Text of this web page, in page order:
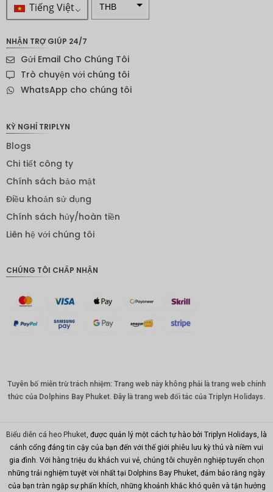
Tiếng Việt THB
Đô la
New
Zealand
IDR
CHF
CAD
Nhân
dân tệ
MYR
PHP
Hồng
NHẬN TRỢ GIÚP 24/7
Gửi Email Cho Chúng Tôi
Trò chuyện với chúng tôi
WhatsApp cho chúng tôi
KỲ NGHỈ TRIPLYN
Blogs
Chi tiết công ty
Chính sách bảo mật
Điều khoản sử dụng
Chính sách hủy/hoàn tiền
Liên hệ với chúng tôi
CHÚNG TÔI CHẤP NHẬN
Tuyên bố miễn trừ trách nhiệm: Trang web này không phải là trang web chính
thức của Dolphins Bay Phuket. Đây là trang web đối tác của Triplyn Holidays.
Biểu diễn cá heo Phuket , được quản lý một cách tự hào bởi Triplyn Holidays, là
cánh cổng đáng tin cậy của bạn đến với thế giới phiêu lưu kỳ thú và niềm vui
gia đình. Với hàng triệu du khách vui vẻ, chúng tôi chuyên nghiệp tuyển chọn
những trải nghiệm tuyệt vời nhất tại Dolphins Bay Phuket, đảm bảo rằng ngày
của bạn tràn ngập sự phấn khích, những khoảnh khắc khó quên và tận hưởng